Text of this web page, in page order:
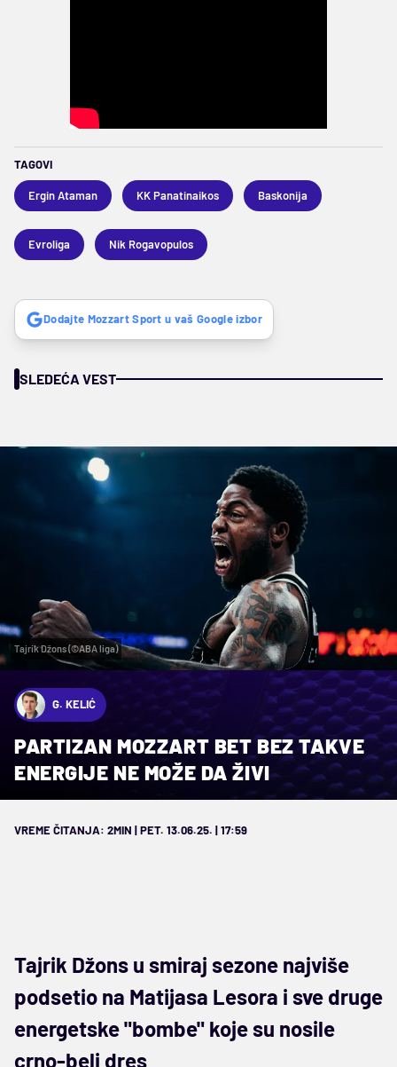
TAGOVI
Ergin Ataman KK Panatinaikos Baskonija
Evroliga Nik Rogavopulos
Dodajte Mozzart Sport u vaš Google izbor
SLEDEĆA VEST
Tajrik Džons (©ABA liga)
G. KELIĆ
PARTIZAN MOZZART BET BEZ TAKVE
ENERGIJE NE MOŽE DA ŽIVI
VREME ČITANJA: 2MIN | PET. 13.06.25. | 17:59
Tajrik Džons u smiraj sezone najviše
podsetio na Matijasa Lesora i sve druge
energetske "bombe" koje su nosile
crno-beli dres